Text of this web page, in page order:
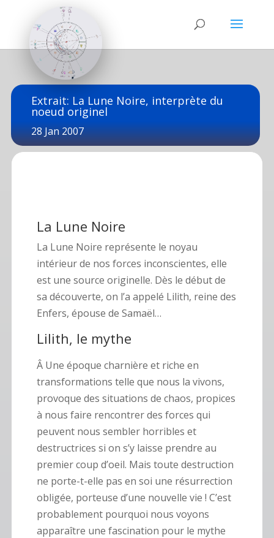
Extrait: La Lune Noire, interprète du
noeud originel
28 Jan 2007
La Lune Noire
La Lune Noire représente le noyau
intérieur de nos forces inconscientes, elle
est une source originelle. Dès le début de
sa découverte, on l’a appelé Lilith, reine des
Enfers, épouse de Samaël…
Lilith, le mythe
Â Une époque charnière et riche en
transformations telle que nous la vivons,
provoque des situations de chaos, propices
à nous faire rencontrer des forces qui
peuvent nous sembler horribles et
destructrices si on s’y laisse prendre au
premier coup d’oeil. Mais toute destruction
ne porte-t-elle pas en soi une résurrection
obligée, porteuse d’une nouvelle vie ! C’est
probablement pourquoi nous voyons
apparaître une fascination pour le mythe